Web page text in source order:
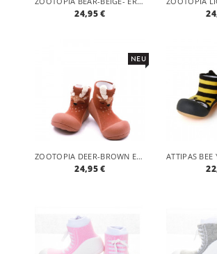
24,95 €
NEU
ZOOTOPIA DEER-BROWN ERGONOMISCHE BABY LAUFLERNSCHUHE, ATMUNGSAKTIVE KINDER HAUSSCHUHE ABS SOCKEN BABYSCHUHE ANTIRUTSCH
24,95 €